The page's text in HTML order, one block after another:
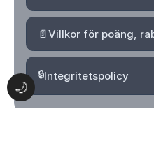
🌙
📄Villkor för poäng,
🔒Integritetspolicy